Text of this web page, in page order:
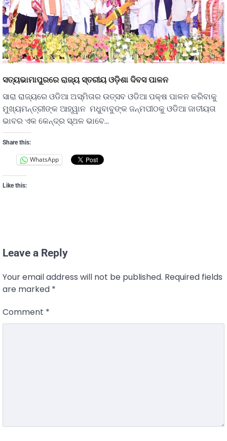
ସତ୍ୟଭାମାପୁରରେ ରାଜ୍ୟ ସ୍ତରୀୟ ଓଡ଼ିଶା ଦିବସ ପାଳନ
ସାରା ରାଜ୍ୟରେ ଓଡିଆ ଅସ୍ମିତାର ଉତ୍ସବ ଓଡିଆ ପକ୍ଷ ପାଳନ କରିବାକୁ
ମୁଖ୍ୟମନ୍ତ୍ରୀଙ୍କ ଆହ୍ୱାନ ମଧୁବାବୁଙ୍କ ଜନ୍ମପୀଠକୁ ଓଡିଆ ଜାତୀୟତା
ଭାବର ଏକ କେନ୍ଦ୍ର ସ୍ଥଳ ଭାବେ…
Share this:
WhatsApp
Like this:
Leave a Reply
Your email address will not be published. Required fields
are marked *
Comment *